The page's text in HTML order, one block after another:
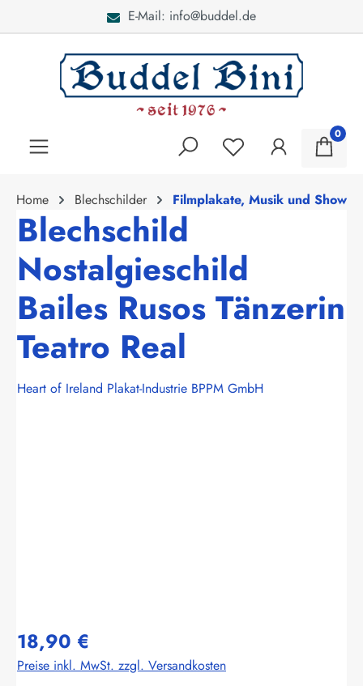
E-Mail: info@buddel.de
0
Home Blechschilder Filmplakate, Musik und Show
Blechschild
Nostalgieschild
Bailes Rusos Tänzerin
Teatro Real
Heart of Ireland Plakat-Industrie BPPM GmbH
18,90 €
Preise inkl. MwSt. zzgl. Versandkosten